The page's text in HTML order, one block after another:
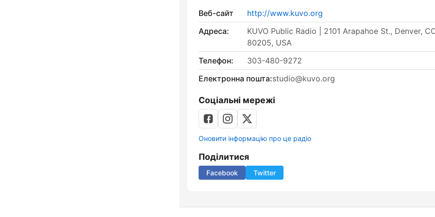
Веб-сайт
http://www.kuvo.org
Адреса:
KUVO Public Radio | 2101 Arapahoe St., Denver,
80205, USA
Телефон:
303-480-9272
Електронна пошта:studio@kuvo.org
Соціальні мережі
Оновити інформацію про це радіо
Поділитися
Facebook Twitter